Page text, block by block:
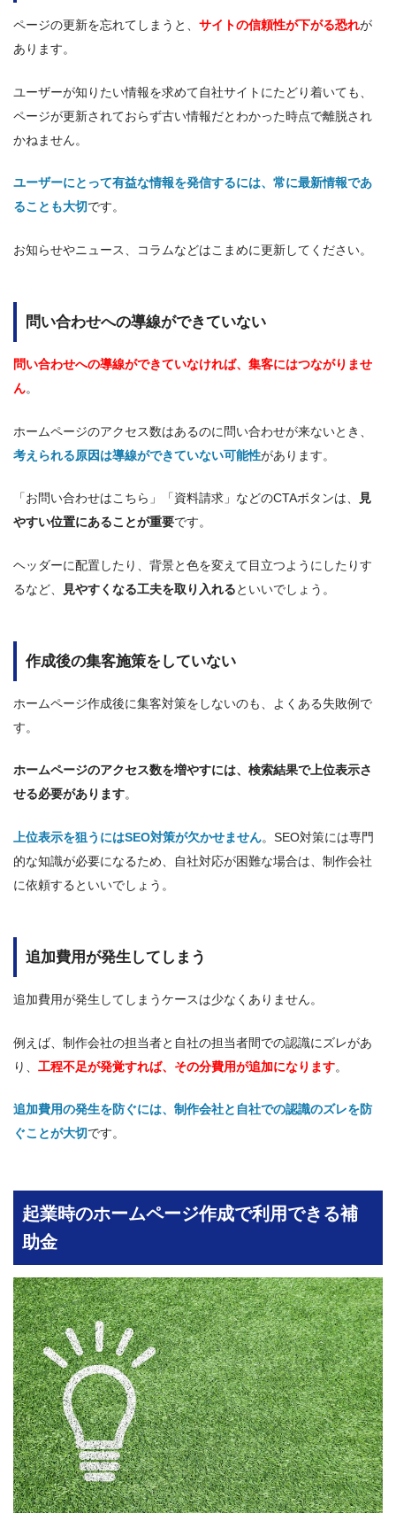
ページの更新を忘れてしまうと、 サイトの信頼性が下がる恐れが
あります。
ユーザーが知りたい情報を求めて自社サイトにたどり着いても、
ページが更新されておらず古い情報だとわかった時点で離脱され
かねません。
ユーザーにとって有益な情報を発信するには、常に最新情報であ
ることも大切です。
お知らせやニュース、コラムなどはこまめに更新してください。
問い合わせへの導線ができていない
問い合わせへの導線ができていなければ、集客にはつながりませ
ん。
ホームページのアクセス数はあるのに問い合わせが来ないとき、
考えられる原因は導線ができていない可能性があります。
「お問い合わせはこちら」「資料請求」などのCTAボタンは、
見
やすい位置にあることが重要です。
ヘッダーに配置したり、背景と色を変えて目立つようにしたりす
るなど、
見やすくなる工夫を取り入れるといいでしょう。
作成後の集客施策をしていない
ホームページ作成後に集客対策をしないのも、よくある失敗例で
す。
ホームページのアクセス数を増やすには、検索結果で上位表示さ
せる必要があります。
上位表示を狙うにはSEO対策が欠かせません。SEO対策には専門
的な知識が必要になるため、自社対応が困難な場合は、制作会社
に依頼するといいでしょう。
追加費用が発生してしまう
追加費用が発生してしまうケースは少なくありません。
例えば、制作会社の担当者と自社の担当者間での認識にズレがあ
り、 工程不足が発覚すれば、その分費用が追加になります。
追加費用の発生を防ぐには、制作会社と自社での認識のズレを防
ぐことが大切です。
起業時のホームページ作成で利用できる補
助金